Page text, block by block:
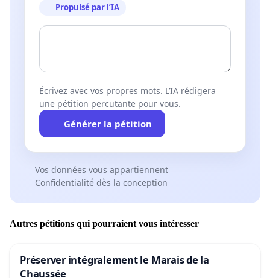
Propulsé par l’IA
Écrivez avec vos propres mots. L’IA rédigera
une pétition percutante pour vous.
Générer la pétition
Vos données vous appartiennent
Confidentialité dès la conception
Autres pétitions qui pourraient vous intéresser
Préserver intégralement le Marais de la
Chaussée